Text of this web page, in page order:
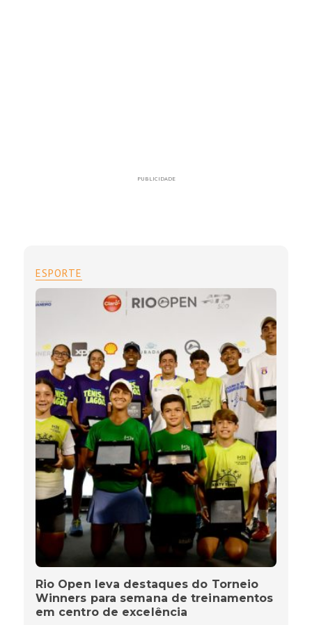
PUBLICIDADE
ESPORTE
Rio Open leva destaques do Torneio
Winners para semana de treinamentos
em centro de excelência